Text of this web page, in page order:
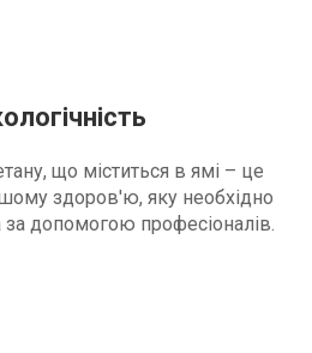
що міститься в ямі – це
здоров'ю, яку необхідно
за допомогою професіоналів.